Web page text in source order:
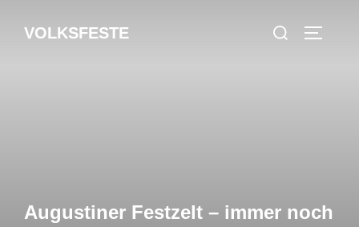
InhaltVOLKSFESTE
Suchen
Augustiner Festzelt – immer noch